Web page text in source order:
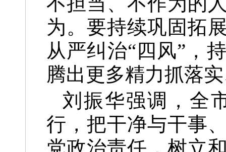
为。要持续巩固拓
从严纠治“四风”，
腾出更多精力抓落
刘振华强调，全
行，把干净与干事